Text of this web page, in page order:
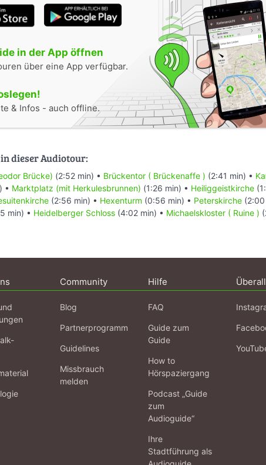
in der App öffnen
über eine App verfügbar.
& Infos - auch offline.
dieser Audiotour:
Brücke) (2:52 min) • Brückentor ( Brückenaffe ) (2:41 min) •
• Marktplatz (mit Herkulesbrunnen) (1:26 min) • Heiliggeistkirche
(2:56 min) • Hexenturm (0:56 min) • Peterskirche (2:00
min) • Heidelberger Schloss (4:02 min) • Michaelskloster ( Ruine )
Community
Blog
Partnerprogramm
Guidelines
Missbrauch
melden
Hilfe
FAQ
Guide zum
Guide
How to
Hörspaziergang
Podcast „Guide
zum
Audioguide“
Ihre
Stadtführung als
Überall